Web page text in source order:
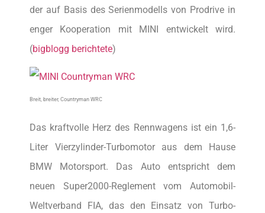
der auf Basis des Serienmodells von Prodrive in
enger Kooperation mit MINI entwickelt wird.
(bigblogg berichtete)
Breit, breiter, Countryman WRC
Das kraftvolle Herz des Rennwagens ist ein 1,6-
Liter Vierzylinder-Turbomotor aus dem Hause
BMW Motorsport. Das Auto entspricht dem
neuen Super2000-Reglement vom Automobil-
Weltverband FIA, das den Einsatz von Turbo-